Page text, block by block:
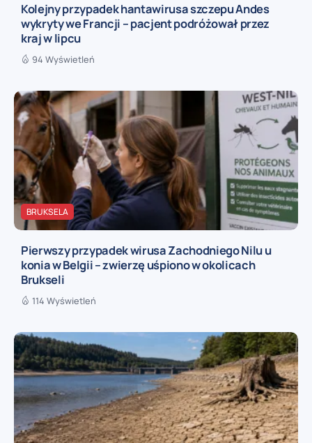
Kolejny przypadek hantawirusa szczepu Andes
wykryty we Francji – pacjent podróżował przez
kraj w lipcu
94 Wyświetleń
BRUKSELA
Pierwszy przypadek wirusa Zachodniego Nilu u
konia w Belgii – zwierzę uśpiono w okolicach
Brukseli
114 Wyświetleń